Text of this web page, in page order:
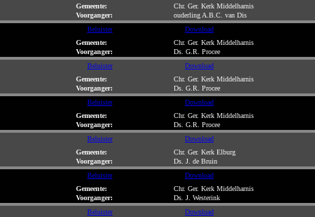
Gemeente:
Chr. Ger. Kerk Middelharnis
Voorganger:
ouderling A.B.C. van Dis
Beluister
Download
Gemeente:
Chr. Ger. Kerk Middelharnis
Voorganger:
Ds. G.R. Procee
Beluister
Download
Gemeente:
Chr. Ger. Kerk Middelharnis
Voorganger:
Ds. G.R. Procee
Beluister
Download
Gemeente:
Chr. Ger. Kerk Middelharnis
Voorganger:
Ds. G.R. Procee
Beluister
Download
Gemeente:
Chr. Ger. Kerk Elburg
Voorganger:
Ds. J. de Bruin
Beluister
Download
Gemeente:
Chr. Ger. Kerk Middelharnis
Voorganger:
Ds. J. Westerink
Beluister
Download